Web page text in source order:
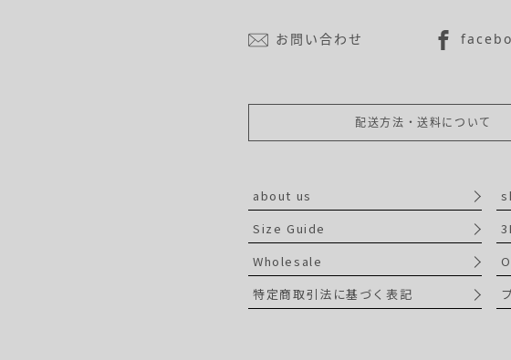
お問い合わせ
配送方法・送料について
about us
Size Guide
Wholesale
特定商取引法に基づく表記